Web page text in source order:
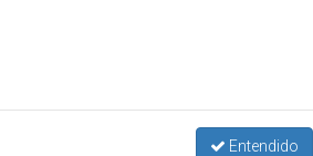
Entendido